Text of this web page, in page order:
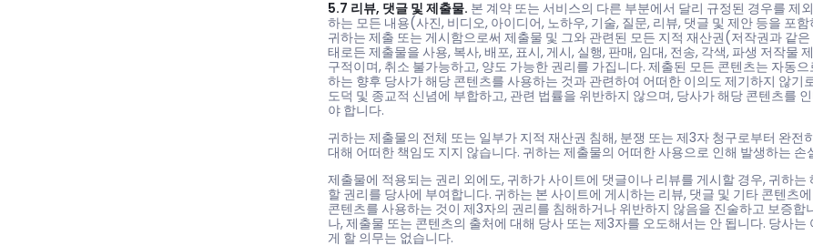
5.7 리뷰, 댓글 및 제출물. 본 계약 또는 서비스의 다른 부분에서 달리 규정된 경우를
하는 모든 내용(사진, 비디오, 아이디어, 노하우, 기술, 질문, 리뷰, 댓글 및 제안 등을
귀하는 제출 또는 게시함으로써 제출물 및 그와 관련된 모든 지적 재산권(저작권과 같
태로든 제출물을 사용, 복사, 배포, 표시, 게시, 실행, 판매, 임대, 전송, 각색, 파생 저작
구적이며, 취소 불가능하고, 양도 가능한 권리를 가집니다. 제출된 모든 콘텐츠는 자동
하는 향후 당사가 해당 콘텐츠를 사용하는 것과 관련하여 어떠한 이의도 제기하지 않
도덕 및 종교적 신념에 부합하고, 관련 법률을 위반하지 않으며, 당사가 해당 콘텐츠를
야 합니다.
귀하는 제출물의 전체 또는 일부가 지적 재산권 침해, 분쟁 또는 제3자 청구로부터 완
대해 어떠한 책임도 지지 않습니다. 귀하는 제출물의 어떠한 사용으로 인해 발생하는
제출물에 적용되는 권리 외에도, 귀하가 사이트에 댓글이나 리뷰를 게시할 경우, 귀하
할 권리를 당사에 부여합니다. 귀하는 본 사이트에 게시하는 리뷰, 댓글 및 기타 콘텐
콘텐츠를 사용하는 것이 제3자의 권리를 침해하거나 위반하지 않음을 진술하고 보증
나, 제출물 또는 콘텐츠의 출처에 대해 당사 또는 제3자를 오도해서는 안 됩니다. 당사
게 할 의무는 없습니다.